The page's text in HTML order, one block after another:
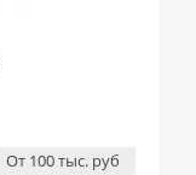
От 100 тыс. руб